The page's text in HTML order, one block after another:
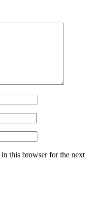
this browser for the next